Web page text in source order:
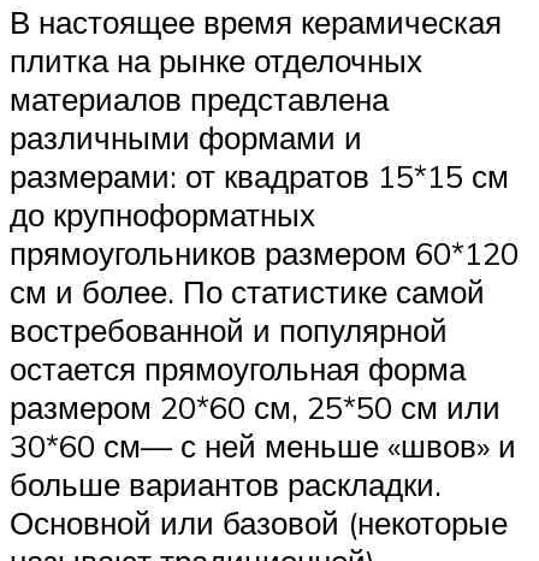
В настоящее время керамическая
плитка на рынке отделочных
материалов представлена
различными формами и
размерами: от квадратов 15*15 см
до крупноформатных
прямоугольников размером 60*120
см и более. По статистике самой
востребованной и популярной
остается прямоугольная форма
размером 20*60 см, 25*50 см или
30*60 см— с ней меньше «швов» и
больше вариантов раскладки.
Основной или базовой (некоторые